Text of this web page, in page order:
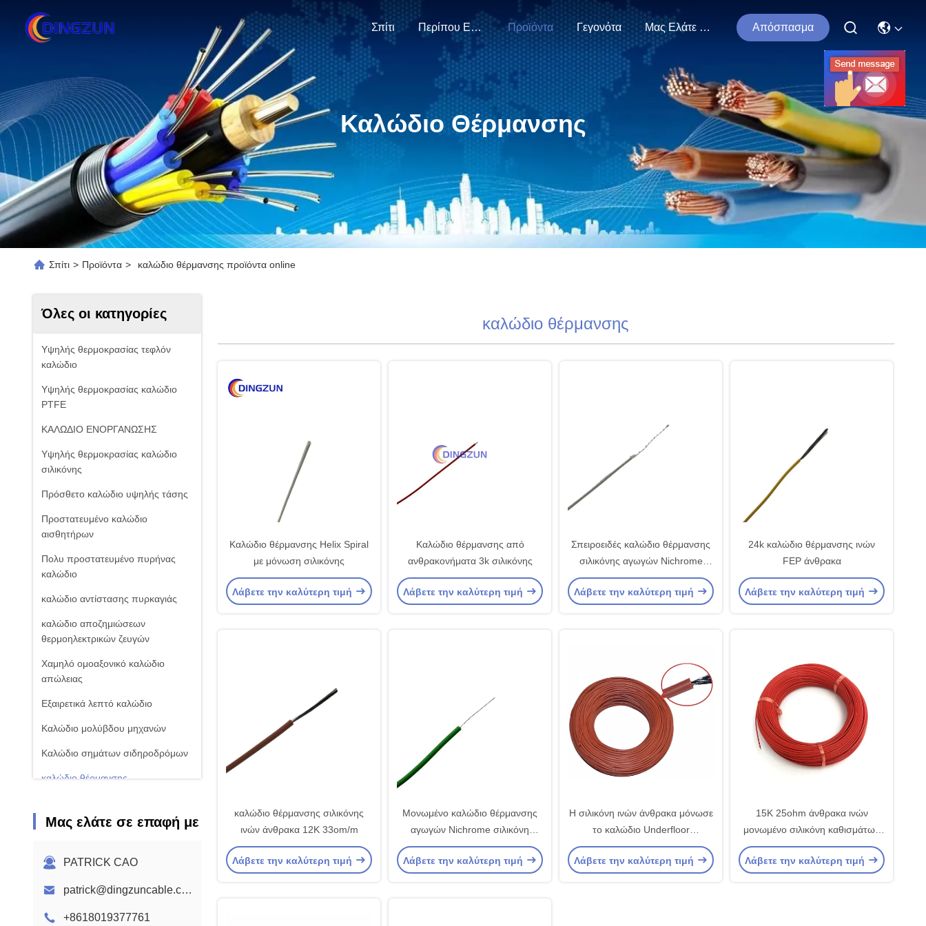
Σπίτι Περίπου Εμείς Προϊόντα Γεγονότα Μας Ελάτε Σε Επαφή Με Απόσπασμα
Καλώδιο Θέρμανσης
Σπίτι > Προϊόντα > καλώδιο θέρμανσης προϊόντα online
Όλες οι κατηγορίες
Υψηλής θερμοκρασίας τεφλόν
καλώδιο
Υψηλής θερμοκρασίας καλώδιο
PTFE
ΚΑΛΩΔΙΟ ΕΝΟΡΓΑΝΩΣΗΣ
Υψηλής θερμοκρασίας καλώδιο
σιλικόνης
Πρόσθετο καλώδιο υψηλής τάσης
Προστατευμένο καλώδιο
αισθητήρων
Πολυ προστατευμένο πυρήνας
καλώδιο
καλώδιο αντίστασης πυρκαγιάς
καλώδιο αποζημιώσεων
θερμοηλεκτρικών ζευγών
Χαμηλό ομοαξονικό καλώδιο
απώλειας
Εξαιρετικά λεπτό καλώδιο
Καλώδιο μολύβδου μηχανών
Καλώδιο σημάτων σιδηροδρόμων
καλώδιο θέρμανσης
Μας ελάτε σε επαφή με
PATRICK CAO
patrick@dingzuncable.com
+8618019377761
καλώδιο θέρμανσης
Καλώδιο θέρμανσης Helix Spiral
με μόνωση σιλικόνης
Λάβετε την καλύτερη τιμή
Καλώδιο θέρμανσης από
ανθρακονήματα 3k σιλικόνης
Λάβετε την καλύτερη τιμή
Σπειροειδές καλώδιο θέρμανσης
σιλικόνης αγωγών Nichrome
ελίκων 100ohm
Λάβετε την καλύτερη τιμή
24k καλώδιο θέρμανσης ινών
FEP άνθρακα
Λάβετε την καλύτερη τιμή
καλώδιο θέρμανσης σιλικόνης
ινών άνθρακα 12K 33om/m
Λάβετε την καλύτερη τιμή
Μονωμένο καλώδιο θέρμανσης
αγωγών Nichrome σιλικόνη
UL3323
Λάβετε την καλύτερη τιμή
Η σιλικόνη ινών άνθρακα μόνωσε
το καλώδιο Underfloor
θέρμανσης 12K 33ohm
θερμαίνοντας το γενικό καλώδιο
Λάβετε την καλύτερη τιμή
15K 25ohm άνθρακα ινών
μονωμένο σιλικόνη καθισμάτων
καλώδιο εφαρμογών Wattage
θερμαστρών χαμηλό
Λάβετε την καλύτερη τιμή